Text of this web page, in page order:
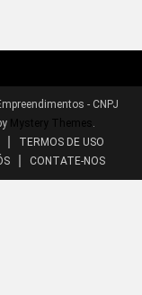
- CNPJ
Mystery Themes .
TERMOS DE USO
CONTATE-NOS